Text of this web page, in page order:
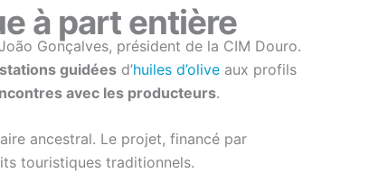
à part entière
Gonçalves, président de la CIM Douro.
guidées d’huiles d’olive aux profils
avec les producteurs.
ancestral. Le projet, financé par
touristiques traditionnels.